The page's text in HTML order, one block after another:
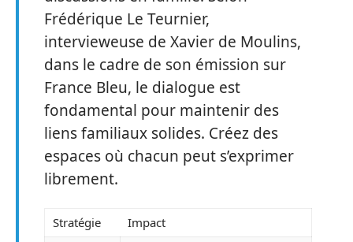
Frédérique Le Teurnier,
intervieweuse de Xavier de Moulins,
dans le cadre de son émission sur
France Bleu, le dialogue est
fondamental pour maintenir des
liens familiaux solides. Créez des
espaces où chacun peut s’exprimer
librement.
Stratégie Impact